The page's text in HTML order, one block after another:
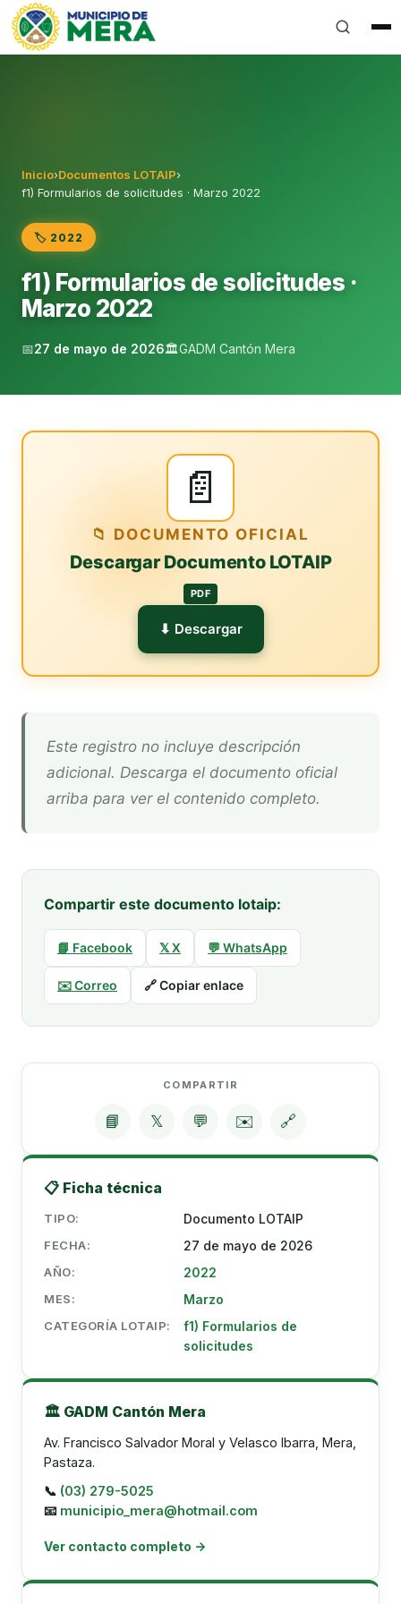
Gobierno Autónomo Descentralizado Municipal del
Inicio›Documentos LOTAIP›
f1) Formularios de solicitudes · Marzo 2022
🏷️ 2022
f1) Formularios de solicitudes ·
Marzo 2022
📅27 de mayo de 2026🏛️GADM Cantón Mera
📄
📁 DOCUMENTO OFICIAL
Descargar Documento LOTAIP
PDF
⬇ Descargar
Este registro no incluye descripción
adicional. Descarga el documento oficial
arriba para ver el contenido completo.
Compartir este documento lotaip:
📘 Facebook 𝕏 X 💬 WhatsApp
✉️ Correo 🔗 Copiar enlace
COMPARTIR
📘 𝕏 💬 ✉️ 🔗
📋 Ficha técnica
TIPO: Documento LOTAIP
FECHA: 27 de mayo de 2026
AÑO: 2022
MES: Marzo
CATEGORÍA LOTAIP:
f1) Formularios de
solicitudes
🏛️ GADM Cantón Mera
Av. Francisco Salvador Moral y Velasco Ibarra, Mera,
Pastaza.
📞 (03) 279-5025
📧 municipio_mera@hotmail.com
Ver contacto completo →